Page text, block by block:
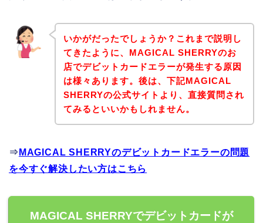
いかがだったでしょうか？これまで説明し
てきたように、MAGICAL SHERRYのお
店でデビットカードエラーが発生する原因
は様々あります。後は、下記MAGICAL
SHERRYの公式サイトより、直接質問され
てみるといいかもしれません。
⇒ MAGICAL SHERRYのデビットカードエラーの問題
を今すぐ解決したい方はこちら
MAGICAL SHERRYでデビットカードが